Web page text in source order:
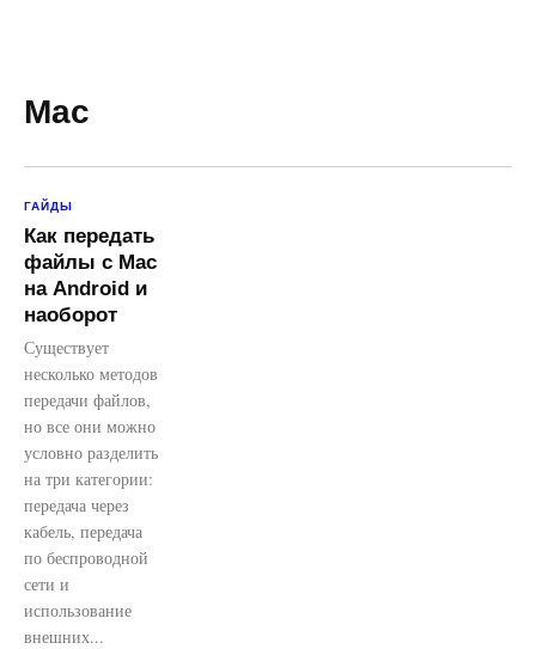
Mac
ГАЙДЫ
Как передать
файлы с Mac
на Android и
наоборот
Существует
несколько методов
передачи файлов,
но все они можно
условно разделить
на три категории:
передача через
кабель, передача
по беспроводной
сети и
использование
внешних...